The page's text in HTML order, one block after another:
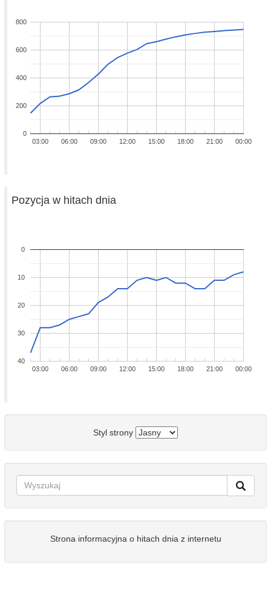
03:00 06:00 09:00 12:00 15:00 18:00 21:00 00:00
0
200
400
600
800
Pozycja w hitach dnia
03:00 06:00 09:00 12:00 15:00 18:00 21:00 00:00
0
10
20
30
40
Styl strony
Strona informacyjna o hitach dnia z internetu